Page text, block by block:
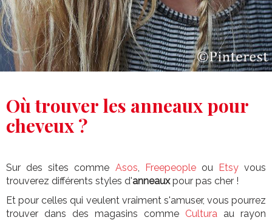
Où trouver les anneaux pour
cheveux ?
Sur des sites comme Asos, Freepeopleou Etsyvous
trouverez différents styles d'anneauxpour pas cher !
Et pour celles qui veulent vraiment s'amuser, vous pourrez
trouver dans des magasins comme Cultura au rayon